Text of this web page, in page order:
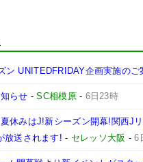
ン UNITEDFRIDAY企画実施のご
らせ -SC相模原- 6日23時
休みはJ!新シーズン開幕!関西J
放送されます! - セレッソ大阪 -6